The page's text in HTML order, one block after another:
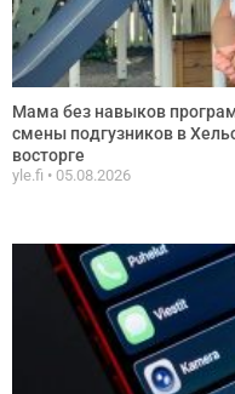
Мама без навыков
смены подгузников в
восторге
yle.fi 05.08.2026